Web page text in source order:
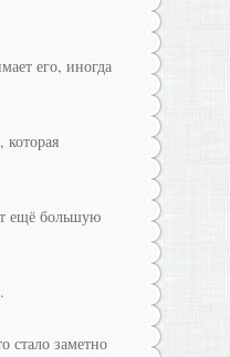
его, иногда
ещё большую
стало заметно